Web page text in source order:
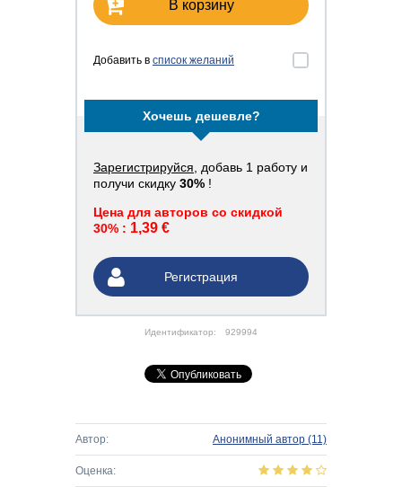
В корзину
Добавить в список желаний
Хочешь дешевле?
Зарегистрируйся , добавь 1 работу и
получи скидку 30% !
Цена для авторов со скидкой
30% : 1,39 €
Регистрация
Идентификатор: 929994
Автор: Анонимный автор (11)
Оценка: